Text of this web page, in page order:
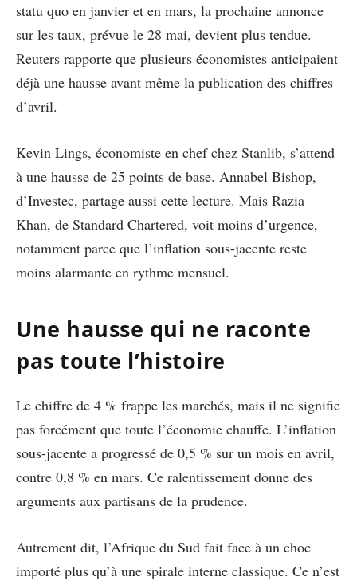
statu quo en janvier et en mars, la prochaine annonce
sur les taux, prévue le 28 mai, devient plus tendue.
Reuters rapporte que plusieurs économistes anticipaient
déjà une hausse avant même la publication des chiffres
d’avril.
Kevin Lings, économiste en chef chez Stanlib, s’attend
à une hausse de 25 points de base. Annabel Bishop,
d’Investec, partage aussi cette lecture. Mais Razia
Khan, de Standard Chartered, voit moins d’urgence,
notamment parce que l’inflation sous-jacente reste
moins alarmante en rythme mensuel.
Une hausse qui ne raconte
pas toute l’histoire
Le chiffre de 4 % frappe les marchés, mais il ne signifie
pas forcément que toute l’économie chauffe. L’inflation
sous-jacente a progressé de 0,5 % sur un mois en avril,
contre 0,8 % en mars. Ce ralentissement donne des
arguments aux partisans de la prudence.
Autrement dit, l’Afrique du Sud fait face à un choc
importé plus qu’à une spirale interne classique. Ce n’est